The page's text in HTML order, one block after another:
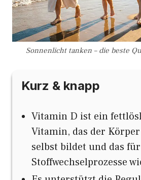
Sonnenlicht tanken – die beste
Kurz & knapp
Vitamin D ist ein
Vitamin, das der
selbst bildet und das
Stoffwechselprozesse